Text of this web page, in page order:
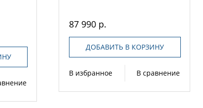
87 990 р.
ДОБАВИТЬ В КОРЗИНУ
В избранное В сравнение